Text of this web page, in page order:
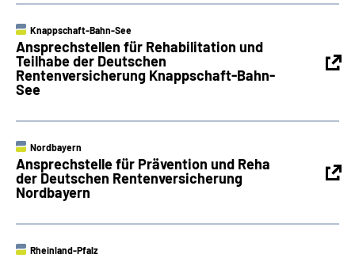
Knappschaft-Bahn-See
Ansprechstellen für Rehabilitation und
Teilhabe der Deutschen
Rentenversicherung Knappschaft-Bahn-
See
Nordbayern
Ansprechstelle für Prävention und Reha
der Deutschen Rentenversicherung
Nordbayern
Rheinland-Pfalz